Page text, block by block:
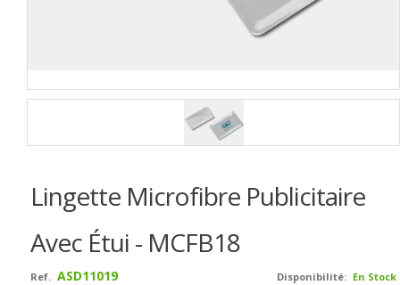
Lingette Microfibre Publicitaire
Avec Étui - MCFB18
Disponibilité: En Stock
Ref. ASD11019